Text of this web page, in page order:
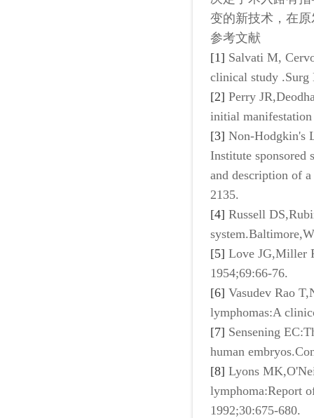
变的新技术，在
参考文献
[1] Salvati M,
clinical study .Surg
[2] Perry
initial
[3] Non-Hodgkin's
Institute sponsored
and description of
2135.
[4] Russell
[5] Love JG,Miller
1954;69:66-76.
[6] Vasudev Rao
lymphomas:A
[7] Sensening
human
[8] Lyons
lymphoma:Report
1992;30:675-680.